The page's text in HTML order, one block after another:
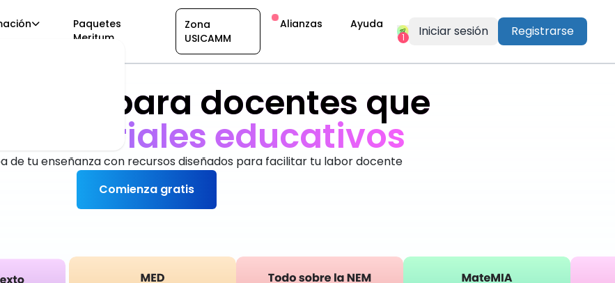
Paquetes
Meritum
Zona
USICAMM
Alianzas Ayuda
1 Iniciar sesión Registrarse
para docentes que
xce
de tu enseñanza con recursos diseñados para facilitar tu labor docente
Comienza gratis